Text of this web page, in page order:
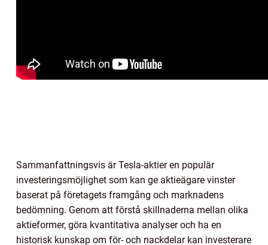
Sammanfattningsvis är Tesla-aktier en populär
investeringsmöjlighet som kan ge aktieägare vinster
baserat på företagets framgång och marknadens
bedömning. Genom att förstå skillnaderna mellan olika
aktieformer, göra kvantitativa analyser och ha en
historisk kunskap om för- och nackdelar kan investerare